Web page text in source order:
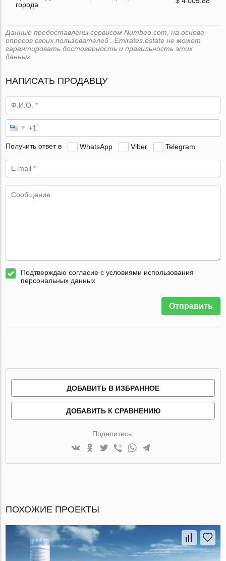
города
Данные предоставлены сервисом Numbeo.com, на основе
опросов своих пользователей . Emirates.estate не может
гарантировать достоверность и правильность этих
данных.
НАПИСАТЬ ПРОДАВЦУ
Получить ответ в WhatsApp Viber Telegram
Подтверждаю согласие с условиями использования
персональных данных
Отправить
ДОБАВИТЬ В ИЗБРАННОЕ
ДОБАВИТЬ К СРАВНЕНИЮ
Поделитесь:
ПОХОЖИЕ ПРОЕКТЫ